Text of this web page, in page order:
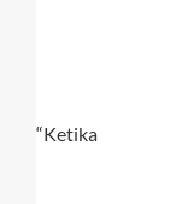
“Ketika